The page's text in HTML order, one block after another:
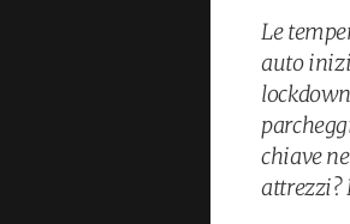
Le
auto
chiave
attrezzi?